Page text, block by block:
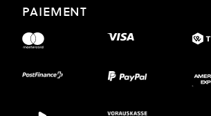
PAIEMENT